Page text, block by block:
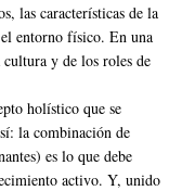
las características de la
entorno físico. En una
cultura y de los roles de
holístico que se
la combinación de
es lo que debe
activo. Y, unido